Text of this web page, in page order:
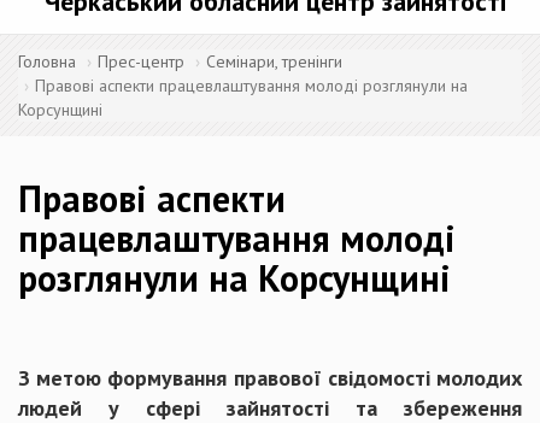
Головна Прес-центр
Семінари, тренінги
Правові аспекти працевлаштування молоді розглянули на
Корсунщині
Правові аспекти
працевлаштування молоді
розглянули на Корсунщині
З метою формування правової свідомості молодих
людей у сфері зайнятості та збереження